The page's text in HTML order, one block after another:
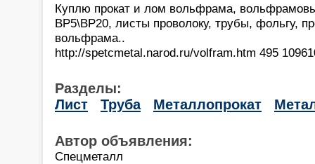
Куплю прокат и лом вольфрама,
ВР5\ВР20, листы проволоку, трубы, фольгу,
вольфрама..
http://spetcmetal.narod.ru/volfram.htm 495
Разделы:
Лист
Труба Металлопрокат
Автор объявления:
Спецметалл